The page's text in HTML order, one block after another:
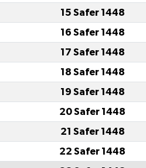
15 Safer 1448
16 Safer 1448
17 Safer 1448
18 Safer 1448
19 Safer 1448
20 Safer 1448
21 Safer 1448
22 Safer 1448